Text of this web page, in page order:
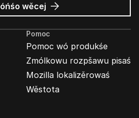
wěcej wó
Wabjenje
Mozilla
Pomoc
Pomoc wó produkśe
Zmólkowu rozpšawu pisaś
Mozilla lokalizěrowaś
Wěstota